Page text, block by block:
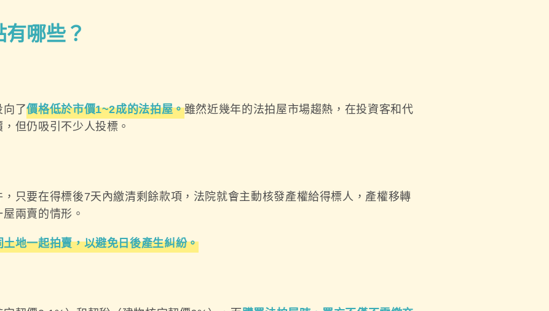
哪些？
向了價格低於市價1~2成的法拍屋。雖然近幾年的法拍屋市場趨熱，在投資客和代
但仍吸引不少人投標。
只要在得標後7天內繳清剩餘款項，法院就會主動核發產權給得標人，產權移轉
兩賣的情形。
地一起拍賣，以避免日後產生糾紛。